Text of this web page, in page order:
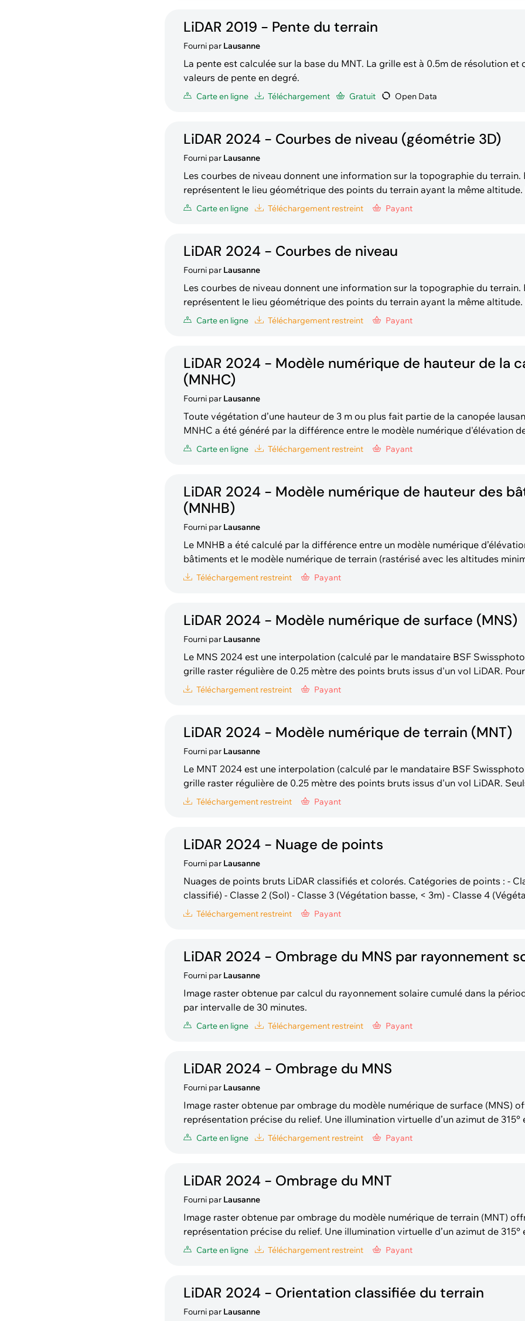
LiDAR 2019 - Pente du terrain
Fourni par Lausanne
La pente est calculée sur la base du MNT. La grille est à 0.5m de résolution et
valeurs de pente en degré.
Carte en ligne Téléchargement Gratuit Open Data
LiDAR 2024 - Courbes de niveau (géométrie 3D)
Fourni par Lausanne
Les courbes de niveau donnent une information sur la topographie du terrain.
représentent le lieu géométrique des points du terrain ayant la même altitude. Elles sont
calculées sur la base du MNT (grille 0.25m lissée avec un filtre de Gauss,
Carte en ligne Téléchargement restreint Payant
LiDAR 2024 - Courbes de niveau
Fourni par Lausanne
Les courbes de niveau donnent une information sur la topographie du terrain.
représentent le lieu géométrique des points du terrain ayant la même altitude. Elles sont
calculées sur la base du MNT (grille 0.25m lissée avec un filtre de Gauss,
Carte en ligne Téléchargement restreint Payant
LiDAR 2024 - Modèle numérique de hauteur de la
(MNHC)
Fourni par Lausanne
Toute végétation d’une hauteur de 3 m ou plus fait partie de la canopée
MNHC a été généré par la différence entre le modèle numérique d'élévation
et le modèle numérique de terrain (MNT).
Carte en ligne Téléchargement restreint Payant
LiDAR 2024 - Modèle numérique de hauteur des
(MNHB)
Fourni par Lausanne
Le MNHB a été calculé par la différence entre un modèle numérique
bâtiments et le modèle numérique de terrain (rastérisé avec les altitudes
chaque bâtiment cadastré—situation en nov. 2024). Remarque : Aucun contrôle n'a été
Téléchargement restreint Payant
LiDAR 2024 - Modèle numérique de surface (MNS)
Fourni par Lausanne
Le MNS 2024 est une interpolation (calculé par le mandataire BSF
grille raster régulière de 0.25 mètre des points bruts issus d'un vol LiDAR.
points des classes suivantes sont utilisés pour l'interpolation : • Classe 2 (Sol) • Classe 3
Téléchargement restreint Payant
LiDAR 2024 - Modèle numérique de terrain (MNT)
Fourni par Lausanne
Le MNT 2024 est une interpolation (calculé par le mandataire BSF
grille raster régulière de 0.25 mètre des points bruts issus d'un vol LiDAR.
de la classe 2 (sol) sont utilisés pour l'interpolation. Il est donc un modèle du
Téléchargement restreint Payant
LiDAR 2024 - Nuage de points
Fourni par Lausanne
Nuages de points bruts LiDAR classifiés et colorés. Catégories de points : - Classe 1 (Non
classifié) - Classe 2 (Sol) - Classe 3 (Végétation basse, < 3m) - Classe 4
moyenne, >= 3m) - Classe 6 (Bâtiments) - Classe 9 (Eau) - Classe 17 (Ponts,
Téléchargement restreint Payant
LiDAR 2024 - Ombrage du MNS par rayonnement
Fourni par Lausanne
Image raster obtenue par calcul du rayonnement solaire cumulé dans la
par intervalle de 30 minutes.
Carte en ligne Téléchargement restreint Payant
LiDAR 2024 - Ombrage du MNS
Fourni par Lausanne
Image raster obtenue par ombrage du modèle numérique de surface (MNS)
représentation précise du relief. Une illumination virtuelle d’un azimut de 315°
élévation de 45° sont appliquées.
Carte en ligne Téléchargement restreint Payant
LiDAR 2024 - Ombrage du MNT
Fourni par Lausanne
Image raster obtenue par ombrage du modèle numérique de terrain (MNT)
représentation précise du relief. Une illumination virtuelle d’un azimut de 315°
élévation de 45° sont appliquées. À l'emplacement des bâtiments, l'altitude du sol est
Carte en ligne Téléchargement restreint Payant
LiDAR 2024 - Orientation classifiée du terrain
Fourni par Lausanne